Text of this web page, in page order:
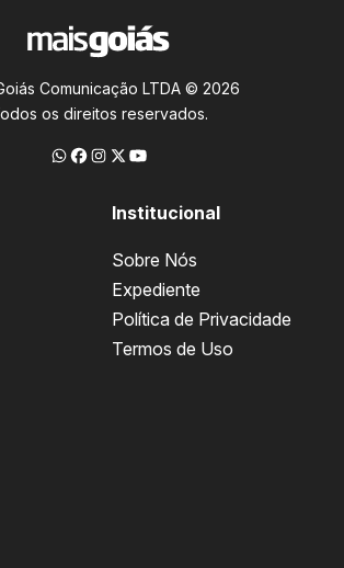
Comunicação LTDA © 2026
os direitos reservados.
Institucional
Sobre Nós
Expediente
Política de Privacidade
Termos de Uso